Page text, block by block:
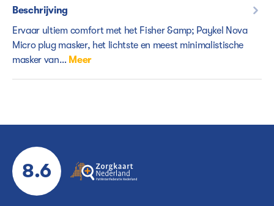
Beschrijving
Ervaar ultiem comfort met het Fisher &amp; Paykel Nova
Micro plug masker, het lichtste en meest minimalistische
masker van… Meer
8.6